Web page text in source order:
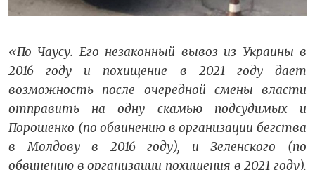
«По Чаусу. Его незаконный вывоз из Украины в
2016 году и похищение в 2021 году дает
возможность после очередной смены власти
отправить на одну скамью подсудимых и
Порошенко (по обвинению в организации бегства
в Молдову в 2016 году), и Зеленского (по
обвинению в организации похищения в 2021 году).